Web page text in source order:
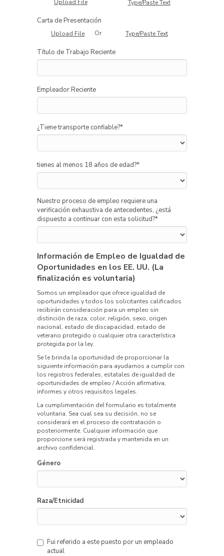
Upload File
Type/Paste Text
Carta de Presentación
Upload File Or Type/Paste Text
Título de Trabajo Reciente
Empleador Reciente
¿Tiene transporte confiable?*
tienes al menos 18 años de edad?*
Nuestro proceso de empleo requiere una
verificación exhaustiva de antecedentes, ¿está
dispuesto a continuar con esta solicitud?*
Información de Empleo de Igualdad de
Oportunidades en los EE. UU. (La
finalización es voluntaria)
Somos un empleador que ofrece igualdad de
oportunidades y todos los solicitantes calificados
recibirán consideración para un empleo sin
distinción de raza, color, religión, sexo, origen
nacional, estado de discapacidad, estado de
veterano protegido o cualquier otra característica
protegida por la ley.
Se le brinda la oportunidad de proporcionar la
siguiente información para ayudarnos a cumplir con
los registros federales, estatales de igualdad de
oportunidades de empleo / Acción afirmativa,
informes y otros requisitos legales.
La cumplimentación del formulario es totalmente
voluntaria. Sea cual sea su decisión, no se
considerará en el proceso de contratación o
posteriormente. Cualquier información que
proporcione será registrada y mantenida en un
archivo confidencial.
Género
Raza/Etnicidad
Fui referido a este puesto por un empleado
actual